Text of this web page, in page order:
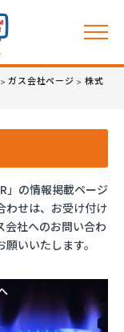
>ガス会社ページ > 株式
」の情報掲載ページ
わせは、お受け付け
会社へのお問い合わ
いいたします。